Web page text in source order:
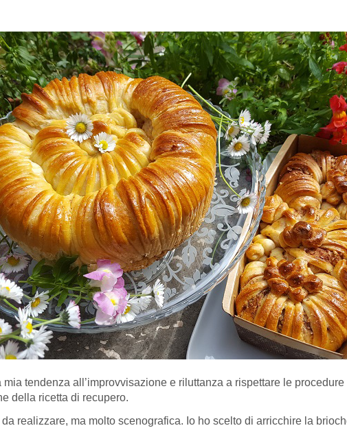
tendenza all’improvvisazione e riluttanza a rispettare le
della ricetta di recupero.
realizzare, ma molto scenografica. Io ho scelto di arricchire la